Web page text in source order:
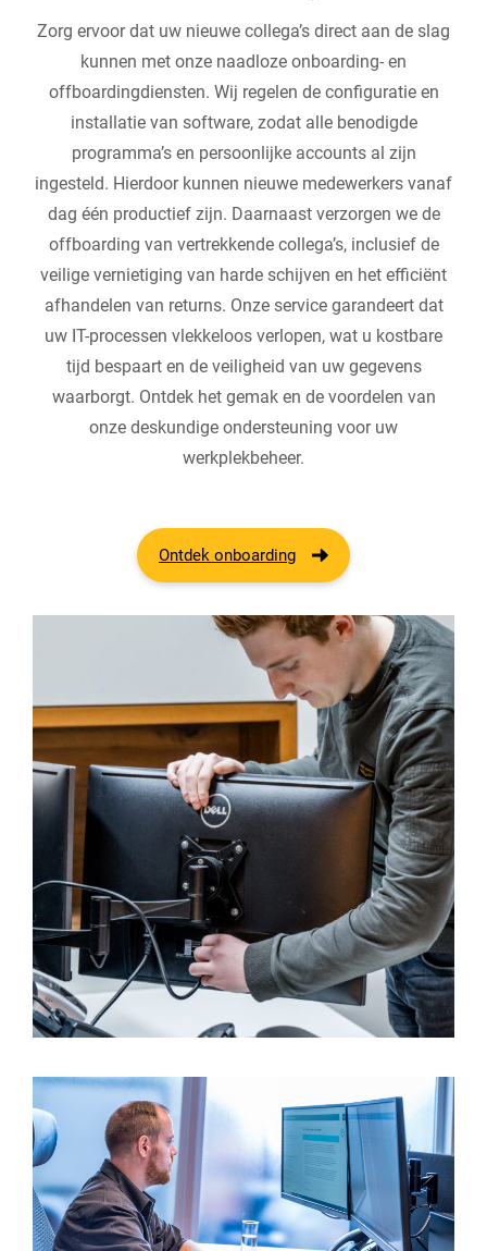
Zorg ervoor dat uw nieuwe collega’s direct aan de slag
kunnen met onze naadloze onboarding- en
offboardingdiensten. Wij regelen de configuratie en
installatie van software, zodat alle benodigde
programma’s en persoonlijke accounts al zijn
ingesteld. Hierdoor kunnen nieuwe medewerkers vanaf
dag één productief zijn. Daarnaast verzorgen we de
offboarding van vertrekkende collega’s, inclusief de
veilige vernietiging van harde schijven en het efficiënt
afhandelen van returns. Onze service garandeert dat
uw IT-processen vlekkeloos verlopen, wat u kostbare
tijd bespaart en de veiligheid van uw gegevens
waarborgt. Ontdek het gemak en de voordelen van
onze deskundige ondersteuning voor uw
werkplekbeheer.
Ontdek onboarding